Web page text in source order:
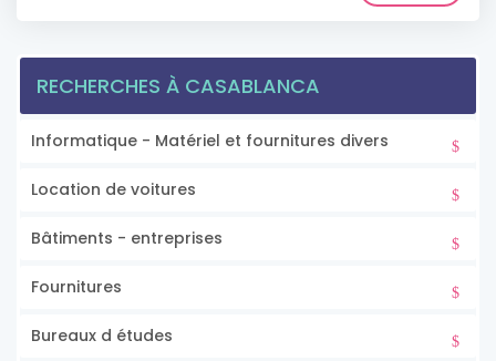
RECHERCHES À CASABLANCA
Informatique - Matériel et fournitures divers
Location de voitures
Bâtiments - entreprises
Fournitures
Bureaux d études